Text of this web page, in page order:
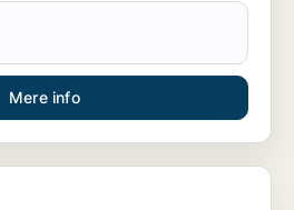
Mere info
værksted, butik, klinik, restaurant,